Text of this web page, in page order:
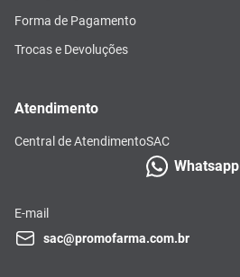
Forma de Pagamento
Trocas e Devoluções
Atendimento
Central de AtendimentoSAC
Whatsapp
E-mail
sac@promofarma.com.br